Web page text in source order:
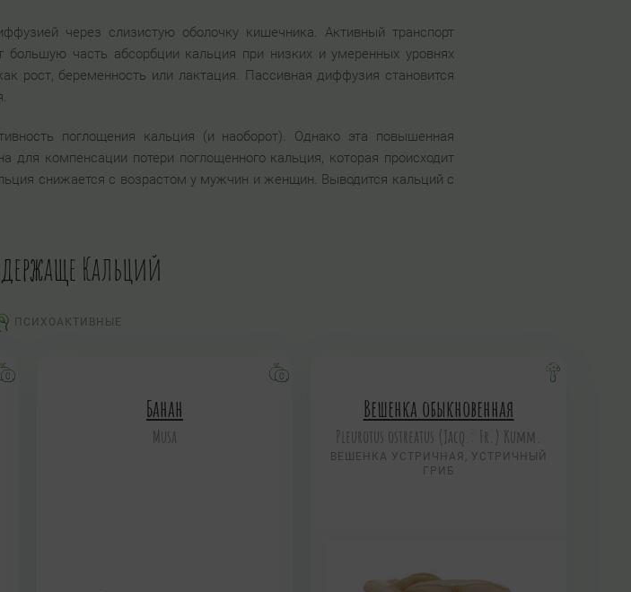
через слизистую оболочку кишечника. Активный транспорт
часть абсорбции кальция при низких и умеренных уровнях
рост, беременность или лактация. Пассивная диффузия становится
поглощения кальция (и наоборот). Однако эта повышенная
для компенсации потери поглощенного кальция, которая происходит
снижается с возрастом у мужчин и женщин. Выводится кальций с
Кальций
ПСИХОАКТИВНЫЕ
Банан
Musa
Вешенка обыкновенная
Pleurotus ostreatus (Jacq.: Fr.) Kumm.
ВЕШЕНКА УСТРИЧНАЯ, УСТРИЧНЫЙ
ГРИБ